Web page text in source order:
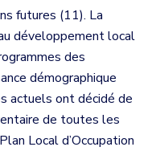
futures (11). La
développement local
des
démographique
actuels ont décidé de
de toutes les
Local d’Occupation